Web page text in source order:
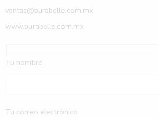
ventas@purabelle.com.mx
www.purabelle.com.mx
Tu nombre
Tu correo electrónico